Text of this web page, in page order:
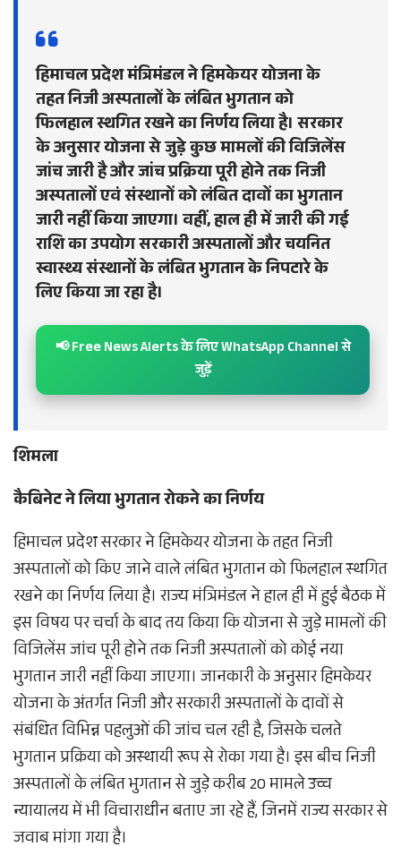
हिमाचल प्रदेश मंत्रिमंडल ने हिमकेयर योजना के
तहत निजी अस्पतालों के लंबित भुगतान को
फिलहाल स्थगित रखने का निर्णय लिया है। सरकार
के अनुसार योजना से जुड़े कुछ मामलों की विजिलेंस
जांच जारी है और जांच प्रक्रिया पूरी होने तक निजी
अस्पतालों एवं संस्थानों को लंबित दावों का भुगतान
जारी नहीं किया जाएगा। वहीं, हाल ही में जारी की गई
राशि का उपयोग सरकारी अस्पतालों और चयनित
स्वास्थ्य संस्थानों के लंबित भुगतान के निपटारे के
लिए किया जा रहा है।
📢 Free News Alerts के लिए WhatsApp Channel से
जुड़ें
शिमला
कैबिनेट ने लिया भुगतान रोकने का निर्णय
हिमाचल प्रदेश सरकार ने हिमकेयर योजना के तहत निजी
अस्पतालों को किए जाने वाले लंबित भुगतान को फिलहाल स्थगित
रखने का निर्णय लिया है। राज्य मंत्रिमंडल ने हाल ही में हुई बैठक में
इस विषय पर चर्चा के बाद तय किया कि योजना से जुड़े मामलों की
विजिलेंस जांच पूरी होने तक निजी अस्पतालों को कोई नया
भुगतान जारी नहीं किया जाएगा। जानकारी के अनुसार हिमकेयर
योजना के अंतर्गत निजी और सरकारी अस्पतालों के दावों से
संबंधित विभिन्न पहलुओं की जांच चल रही है, जिसके चलते
भुगतान प्रक्रिया को अस्थायी रूप से रोका गया है। इस बीच निजी
अस्पतालों के लंबित भुगतान से जुड़े करीब 20 मामले उच्च
न्यायालय में भी विचाराधीन बताए जा रहे हैं, जिनमें राज्य सरकार से
जवाब मांगा गया है।